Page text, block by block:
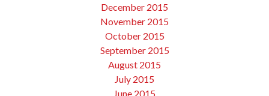
December 2015
November 2015
October 2015
September 2015
August 2015
July 2015
June 2015